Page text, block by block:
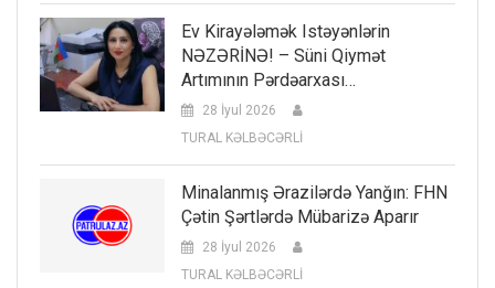
Ev Kirayələmək Istəyənlərin
NƏZƏRİNƏ! – Süni Qiymət
Artımının Pərdəarxası…
28 İyul 2026
TURAL KƏLBƏCƏRLİ
Minalanmış Ərazilərdə Yanğın: FHN
Çətin Şərtlərdə Mübarizə Aparır
28 İyul 2026
TURAL KƏLBƏCƏRLİ